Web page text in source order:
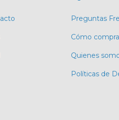
Preguntas
Cómo
Quienes
Políticas de